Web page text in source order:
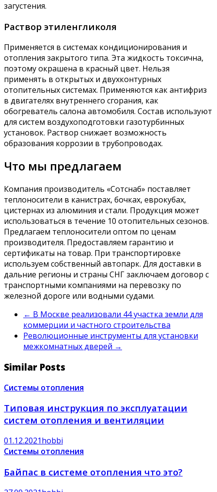
загустения.
Раствор этиленгликоля
Применяется в системах кондиционирования и
отопления закрытого типа. Эта жидкость токсична,
поэтому окрашена в красный цвет. Нельзя
применять в открытых и двухконтурных
отопительных системах. Применяются как антифриз
в двигателях внутреннего сгорания, как
обогреватель салона автомобиля. Состав используют
для систем воздухоподготовки газотурбинных
установок. Раствор снижает возможность
образования коррозии в трубопроводах.
Что мы предлагаем
Компания производитель «Сотснаб» поставляет
теплоносители в канистрах, бочках, еврокубах,
цистернах из алюминия и стали. Продукция может
использоваться в течение 10 отопительных сезонов.
Предлагаем теплоносители оптом по ценам
производителя. Предоставляем гарантию и
сертификаты на товар. При транспортировке
используем собственный автопарк. Для доставки в
дальние регионы и страны СНГ заключаем договор с
транспортными компаниями на перевозку по
железной дороге или водными судами.
← В Москве реализовали 44 участка земли для
коммерции и частного строительства
Революционные инструменты для установки
межкомнатных дверей →
Similar Posts
Системы отопления
Типовая инструкция по эксплуатации
систем отопления и вентиляции
01.12.2021hobbi
Системы отопления
Байпас в системе отопления что это?